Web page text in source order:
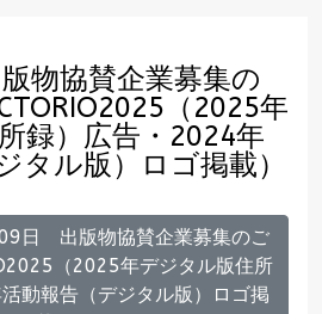
物協賛企業募集の
（2025年
録）広告・2024年
タル版）ロゴ掲載）
日 出版物協賛企業募集のご
（2025年デジタル版住所
動報告（デジタル版）ロゴ掲